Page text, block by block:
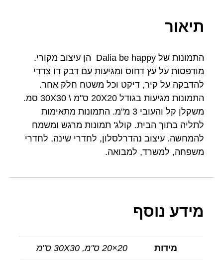
תיאור
התמונות של Dalia be happy הן עיצוב מקורי.
מודפסות על עץ דחוס ומגיעות עם דבק דו צדדי
להדבקה על קיר, דיקט וכל משטח חלק אחר.
התמונות מגיעות בגודל 20X20 ס"מ \ 30X30 סמ.
משקלן קל והעובי 3 מ"מ. התמונות מתאימות
לתליה בתוך הבית. קולג' תמונות מרגש ומשמח
להמחשה. עיצוב נהדרלסלון, לחדרי שינה, לחדרי
משפחה, למשרד, למבואה.
מידע נוסף
מידות 20×20 ס"מ, 30X30 ס"מ